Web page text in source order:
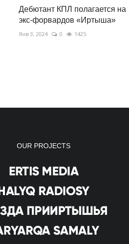
Дебютант КПЛ полагается на
экс-форвардов «Иртыша»
Янв 3, 2024 0 1425
OUR PROJECTS